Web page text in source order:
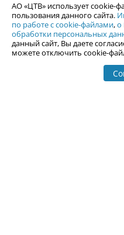
По вопросам размещения
afisha@uralweb.ru
Пользовательское соглашение
Политика АО «ЦТВ» в
АО «ЦТВ» использует cookie-
пользования данного сайта.
по работе с cookie-файлами,о
обработки персональных
данный сайт, Вы даете
можете отключить cookie-